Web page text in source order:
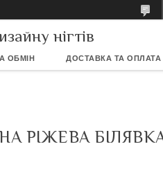
нігтів
ОБМІН ДОСТАВКА ТА ОПЛАТА
РІЖЕВА